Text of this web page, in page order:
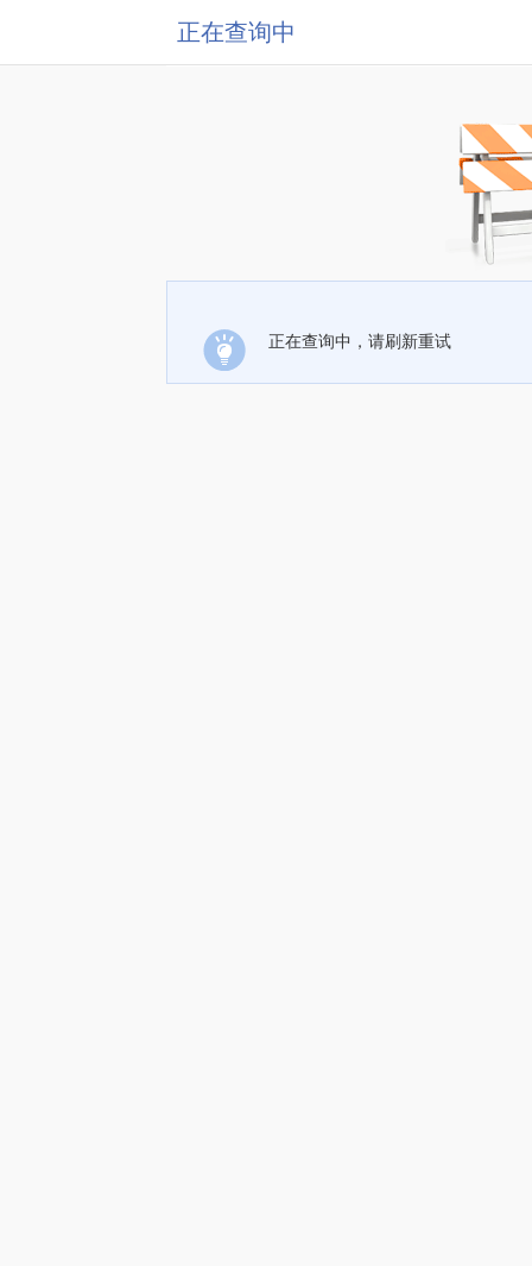
正在查询中
正在查询中，请刷新重试